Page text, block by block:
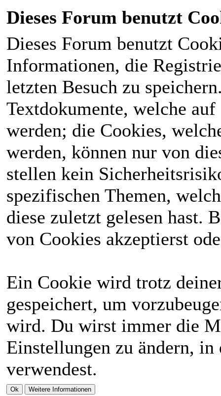
Dieses Forum benutzt
Dieses Forum benutzt
Informationen, die
letzten Besuch zu
Textdokumente, welche
werden; die Cookies,
werden, können nur von
stellen kein
spezifischen Themen,
diese zuletzt gelesen hast.
von Cookies akzeptierst
Ein Cookie wird trotz
gespeichert, um
wird. Du wirst immer die
Einstellungen zu ändern,
verwendest.